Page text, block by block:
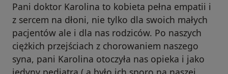
Pani doktor Karolina to kobieta pełna empatii i
z sercem na dłoni, nie tylko dla swoich małych
pacjentów ale i dla nas rodziców. Po naszych
ciężkich przejściach z chorowaniem naszego
syna, pani Karolina otoczyła nas opieka i jako